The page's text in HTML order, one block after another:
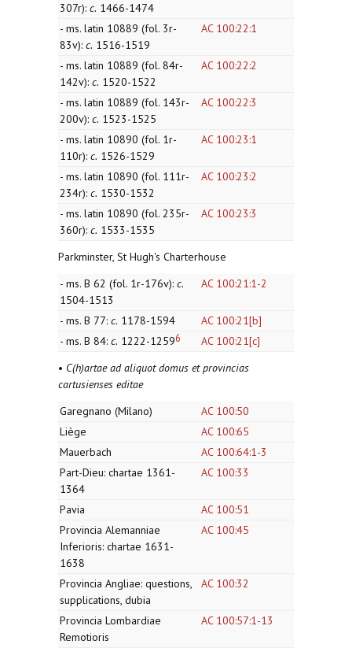
307r): c. 1466-1474
- ms. latin 10889 (fol. 3r-
83v): c. 1516-1519
AC 100:22:1
- ms. latin 10889 (fol. 84r-
142v): c. 1520-1522
AC 100:22:2
- ms. latin 10889 (fol. 143r-
200v): c. 1523-1525
AC 100:22:3
- ms. latin 10890 (fol. 1r-
110r): c. 1526-1529
AC 100:23:1
- ms. latin 10890 (fol. 111r-
234r): c. 1530-1532
AC 100:23:2
- ms. latin 10890 (fol. 235r-
360r): c. 1533-1535
AC 100:23:3
Parkminster, St Hugh's Charterhouse
- ms. B 62 (fol. 1r-176v): c.
1504-1513
AC 100:21:1-2
- ms. B 77: c. 1178-1594
AC 100:21[b]
- ms. B 84: c. 1222-12596
AC 100:21[c]
• C(h)artae ad aliquot domus et provincias
cartusienses editae
Garegnano (Milano)
AC 100:50
Liège
AC 100:65
Mauerbach
AC 100:64:1-3
Part-Dieu: chartae 1361-
1364
AC 100:33
Pavia
AC 100:51
Provincia Alemanniae
Inferioris: chartae 1631-
1638
AC 100:45
Provincia Angliae: questions,
supplications, dubia
AC 100:32
Provincia Lombardiae
Remotioris
AC 100:57:1-13